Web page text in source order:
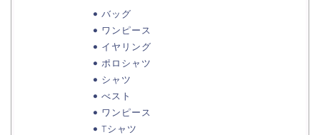
バッグ
ワンピース
イヤリング
ポロシャツ
シャツ
べスト
ワンピース
Tシャツ